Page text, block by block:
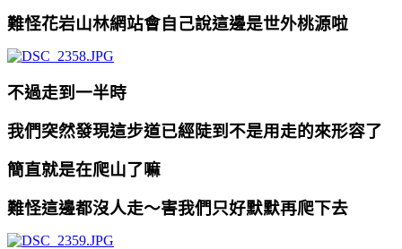
難怪花岩山林網站會自己說這邊是世外桃源啦
不過走到一半時
我們突然發現這步道已經陡到不是用走的來形容了
簡直就是在爬山了嘛
難怪這邊都沒人走～害我們只好默默再爬下去